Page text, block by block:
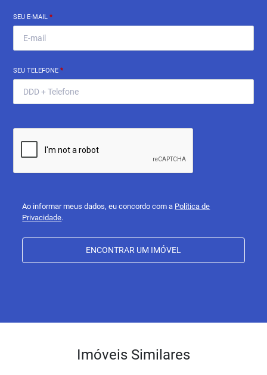
SEU E-MAIL*
SEU TELEFONE*
Ao informar meus dados, eu concordo com a Política de
Privacidade.
ENCONTRAR UM IMÓVEL
Imóveis Similares